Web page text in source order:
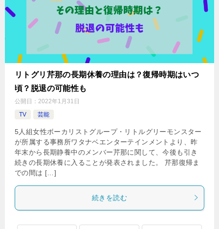
リトグリ芹那の長期休養の理由は？復帰時期はいつ
頃？脱退の可能性も
公開日： 2022年1月31日
TV
芸能
5人組女性ボーカリストグループ・リトルグリーモンスター
が所属する事務所ワタナベエンターテインメントより、昨
年末から長期静養中のメンバー芹那に関して、今後も引き
続きの長期休養に入ることが発表されました。 芹那復帰ま
での間は […]
続きを読む